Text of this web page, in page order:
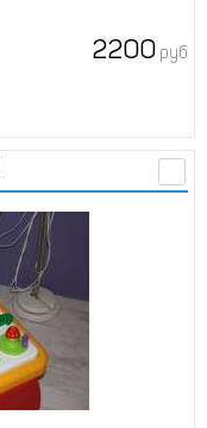
2200 руб